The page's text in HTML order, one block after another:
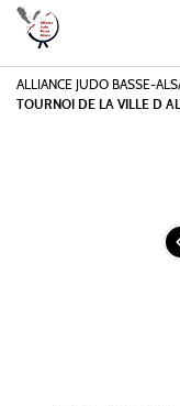
ALLIANCE JUDO BASSE-
TOURNOI DE LA VILLE D